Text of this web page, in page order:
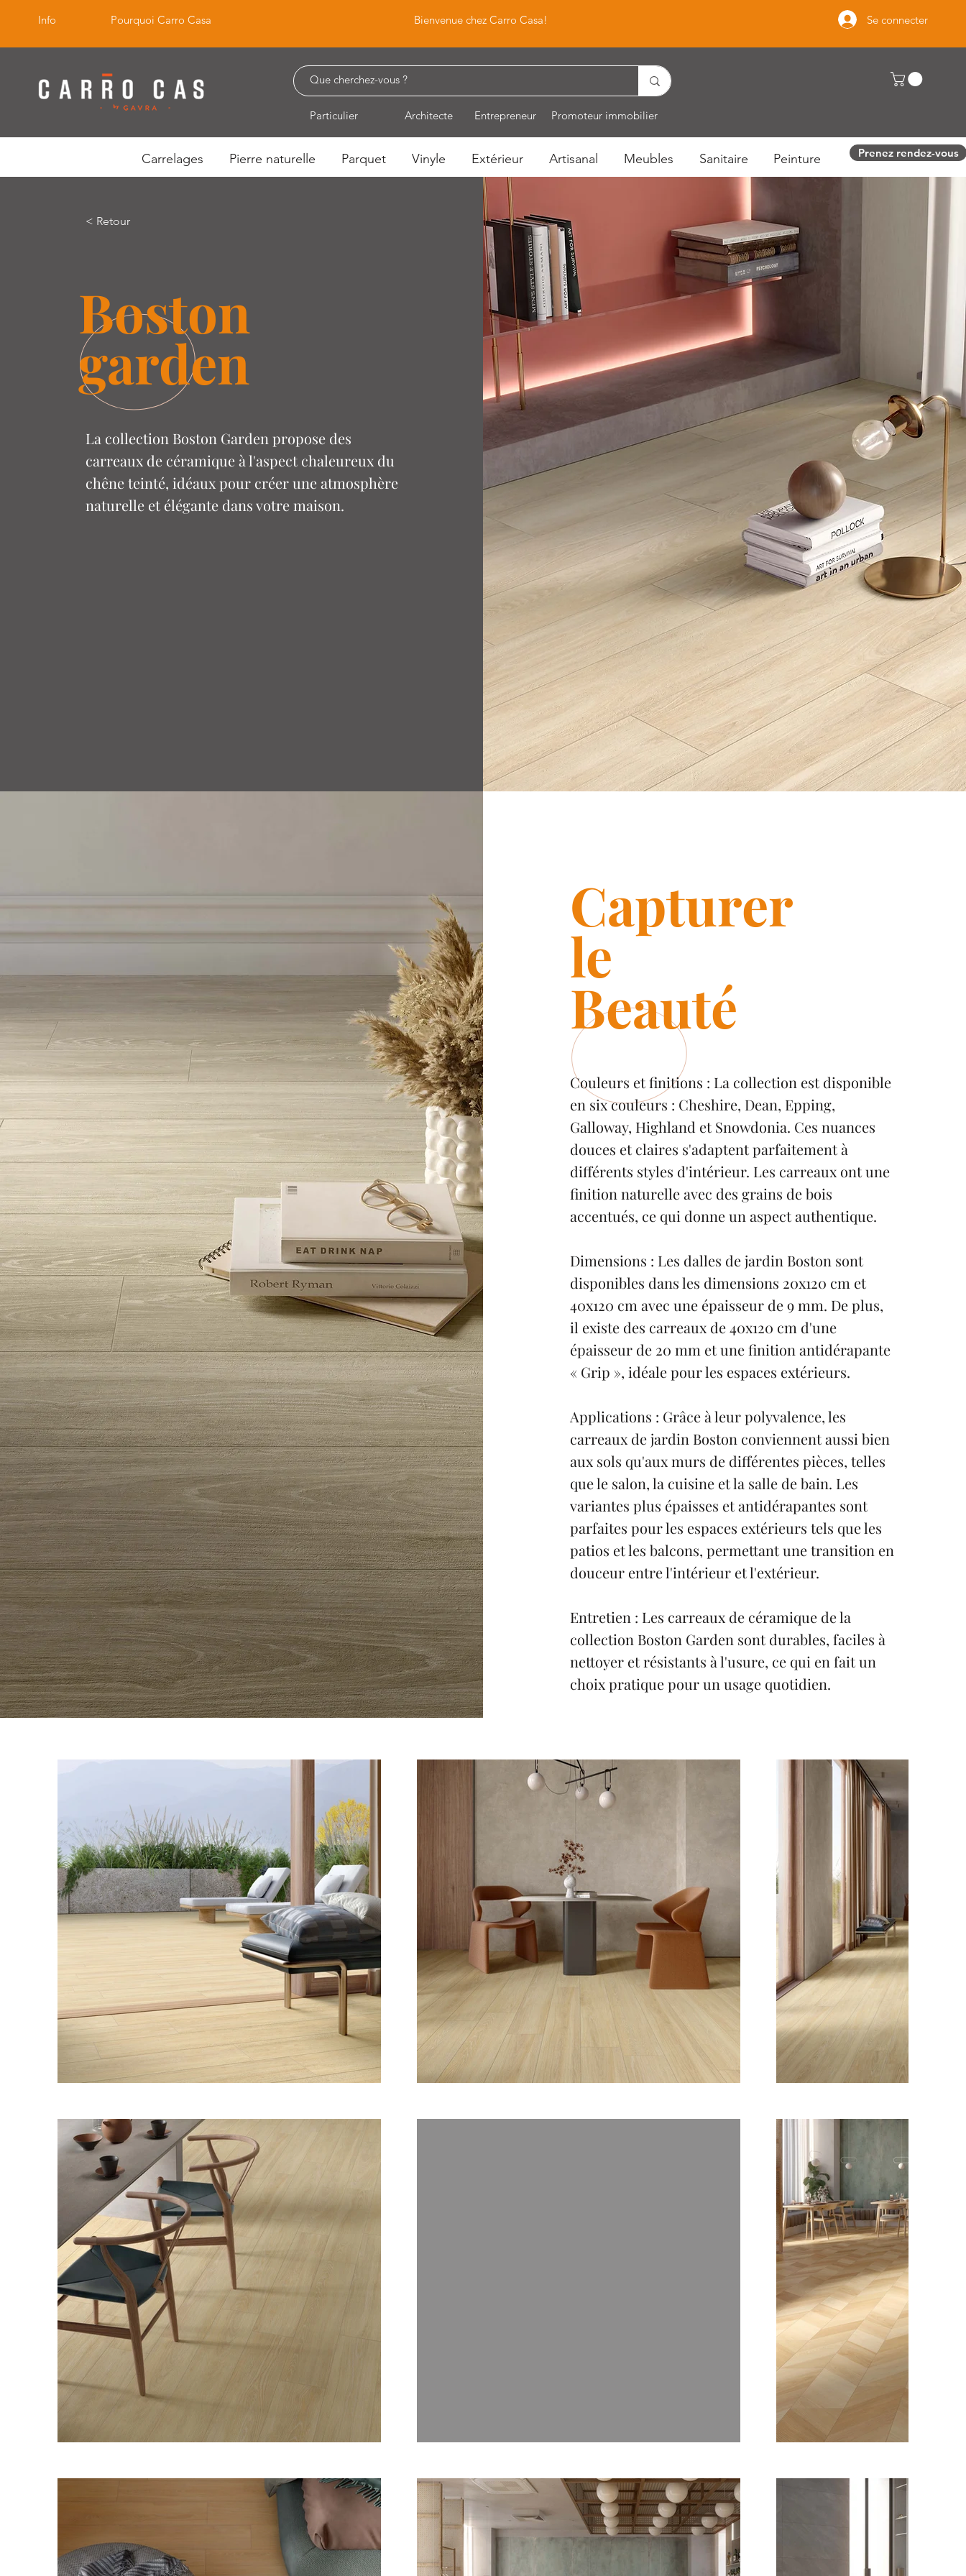
Info Pourquoi Carro Casa Bienvenue chez Carro Casa! Se connecter
Particulier Architecte Entrepreneur Promoteur immobilier
Carrelages Pierre naturelle Parquet Vinyle Extérieur Artisanal Meubles Sanitaire Peinture Prenez rendez-vous
< Retour
Boston
garden
La collection Boston Garden propose des
carreaux de céramique à l'aspect chaleureux du
chêne teinté, idéaux pour créer une atmosphère
naturelle et élégante dans votre maison.
Capturer
le
Beauté
Couleurs et finitions : La collection est disponible
en six couleurs : Cheshire, Dean, Epping,
Galloway, Highland et Snowdonia. Ces nuances
douces et claires s'adaptent parfaitement à
différents styles d'intérieur. Les carreaux ont une
finition naturelle avec des grains de bois
accentués, ce qui donne un aspect authentique.
Dimensions : Les dalles de jardin Boston sont
disponibles dans les dimensions 20x120 cm et
40x120 cm avec une épaisseur de 9 mm. De plus,
il existe des carreaux de 40x120 cm d'une
épaisseur de 20 mm et une finition antidérapante
« Grip », idéale pour les espaces extérieurs.
Applications : Grâce à leur polyvalence, les
carreaux de jardin Boston conviennent aussi bien
aux sols qu'aux murs de différentes pièces, telles
que le salon, la cuisine et la salle de bain. Les
variantes plus épaisses et antidérapantes sont
parfaites pour les espaces extérieurs tels que les
patios et les balcons, permettant une transition en
douceur entre l'intérieur et l'extérieur.
Entretien : Les carreaux de céramique de la
collection Boston Garden sont durables, faciles à
nettoyer et résistants à l'usure, ce qui en fait un
choix pratique pour un usage quotidien.